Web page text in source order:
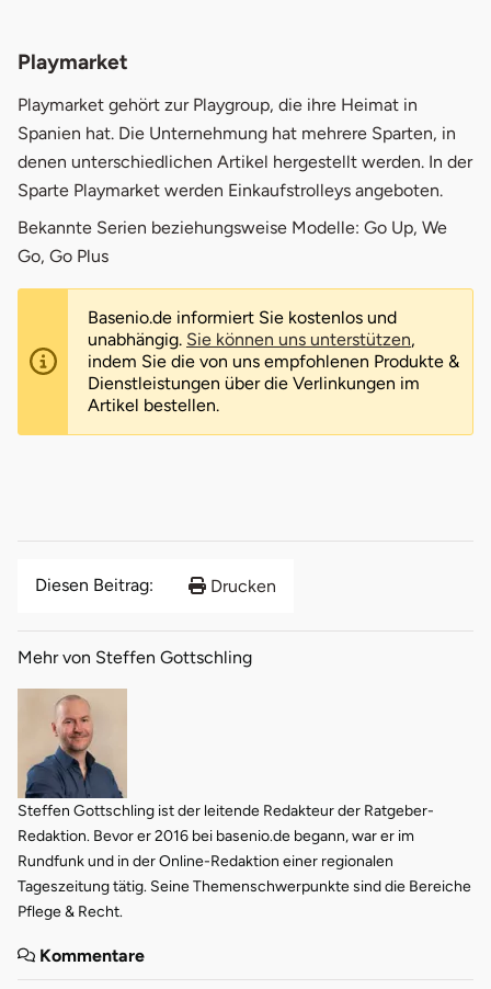
Playmarket
Playmarket gehört zur Playgroup, die ihre Heimat in
Spanien hat. Die Unternehmung hat mehrere Sparten, in
denen unterschiedlichen Artikel hergestellt werden. In der
Sparte Playmarket werden Einkaufstrolleys angeboten.
Bekannte Serien beziehungsweise Modelle: Go Up, We
Go, Go Plus
Basenio.de informiert Sie kostenlos und
unabhängig. Sie können uns unterstützen,
indem Sie die von uns empfohlenen Produkte &
Dienstleistungen über die Verlinkungen im
Artikel bestellen.
Diesen Beitrag: Drucken
Mehr von Steffen Gottschling
Steffen Gottschling ist der leitende Redakteur der Ratgeber-
Redaktion. Bevor er 2016 bei basenio.de begann, war er im
Rundfunk und in der Online-Redaktion einer regionalen
Tageszeitung tätig. Seine Themenschwerpunkte sind die Bereiche
Pflege & Recht.
Kommentare